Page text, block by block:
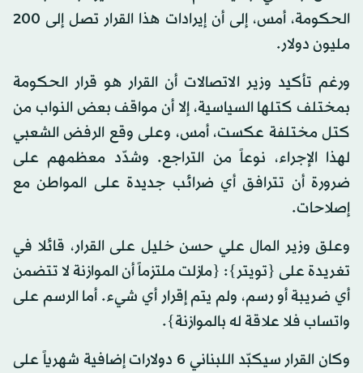
الحكومة، أمس، إلى أن إيرادات هذا القرار تصل إلى 200
مليون دولار.
ورغم تأكيد وزير الاتصالات أن القرار هو قرار الحكومة
بمختلف كتلها السياسية، إلا أن مواقف بعض النواب من
كتل مختلفة عكست، أمس، وعلى وقع الرفض الشعبي
لهذا الإجراء، نوعاً من التراجع. وشدّد معظمهم على
ضرورة أن تترافق أي ضرائب جديدة على المواطن مع
إصلاحات.
وعلق وزير المال علي حسن خليل على القرار، قائلا في
تغريدة على {تويتر}: {مازلت ملتزماً أن الموازنة لا تتضمن
أي ضريبة أو رسم، ولم يتم إقرار أي شيء. أما الرسم على
واتساب فلا علاقة له بالموازنة}.
وكان القرار سيكبّد اللبناني 6 دولارات إضافية شهرياً على